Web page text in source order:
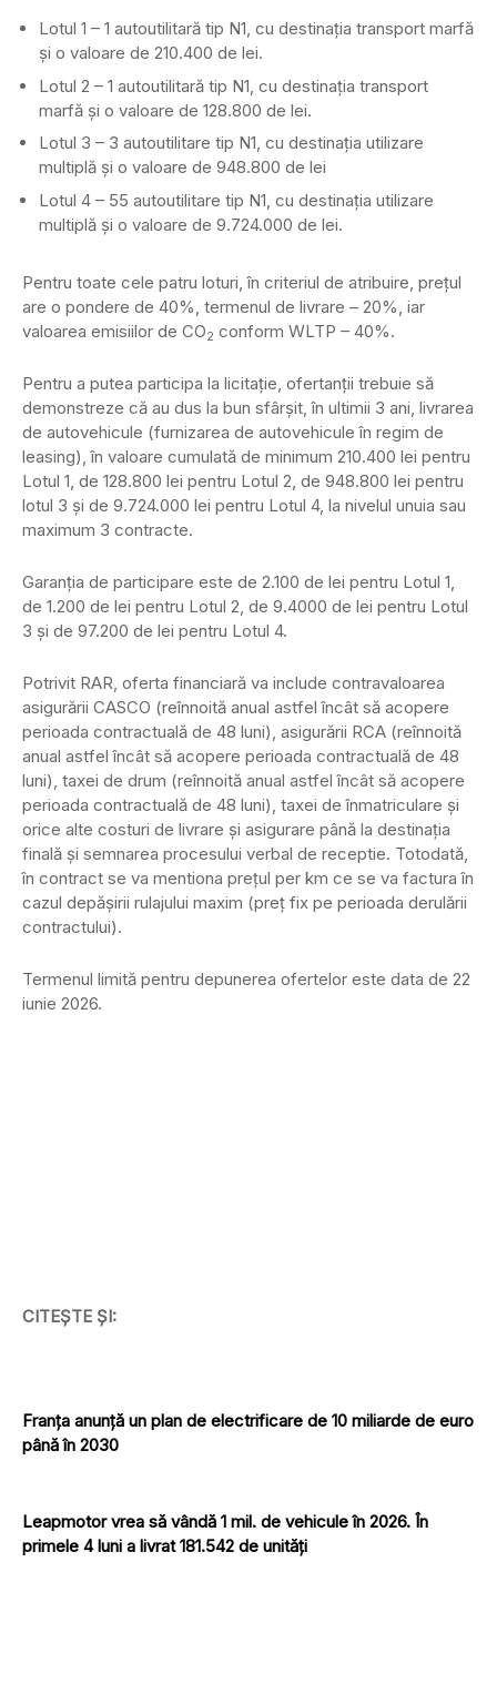
Lotul 1 – 1 autoutilitară tip N1, cu destinația transport marfă
și o valoare de 210.400 de lei.
Lotul 2 – 1 autoutilitară tip N1, cu destinația transport
marfă și o valoare de 128.800 de lei.
Lotul 3 – 3 autoutilitare tip N1, cu destinația utilizare
multiplă și o valoare de 948.800 de lei
Lotul 4 – 55 autoutilitare tip N1, cu destinația utilizare
multiplă și o valoare de 9.724.000 de lei.
Pentru toate cele patru loturi, în criteriul de atribuire, prețul
are o pondere de 40%, termenul de livrare – 20%, iar
valoarea emisiilor de CO2 conform WLTP – 40%.
Pentru a putea participa la licitație, ofertanții trebuie să
demonstreze că au dus la bun sfârșit, în ultimii 3 ani, livrarea
de autovehicule (furnizarea de autovehicule în regim de
leasing), în valoare cumulată de minimum 210.400 lei pentru
Lotul 1, de 128.800 lei pentru Lotul 2, de 948.800 lei pentru
lotul 3 și de 9.724.000 lei pentru Lotul 4, la nivelul unuia sau
maximum 3 contracte.
Garanția de participare este de 2.100 de lei pentru Lotul 1,
de 1.200 de lei pentru Lotul 2, de 9.4000 de lei pentru Lotul
3 și de 97.200 de lei pentru Lotul 4.
Potrivit RAR, oferta financiară va include contravaloarea
asigurării CASCO (reînnoită anual astfel încât să acopere
perioada contractuală de 48 luni), asigurării RCA (reînnoită
anual astfel încât să acopere perioada contractuală de 48
luni), taxei de drum (reînnoită anual astfel încât să acopere
perioada contractuală de 48 luni), taxei de înmatriculare și
orice alte costuri de livrare și asigurare până la destinația
finală și semnarea procesului verbal de receptie. Totodată,
în contract se va mentiona prețul per km ce se va factura în
cazul depășirii rulajului maxim (preț fix pe perioada derulării
contractului).
Termenul limită pentru depunerea ofertelor este data de 22
iunie 2026.
CITEȘTE ȘI:
Franța anunță un plan de electrificare de 10 miliarde de euro
până în 2030
Leapmotor vrea să vândă 1 mil. de vehicule în 2026. În
primele 4 luni a livrat 181.542 de unități